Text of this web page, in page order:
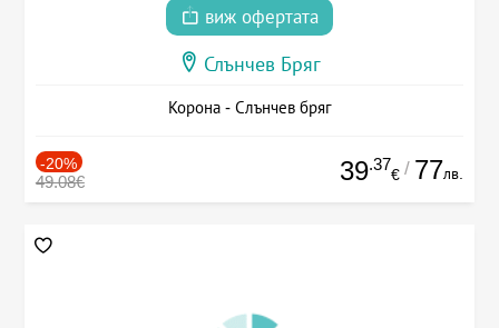
виж офертата
Слънчев Бряг
Корона - Слънчев бряг
-20%
49.08€ 39.37
€ / 77лв.